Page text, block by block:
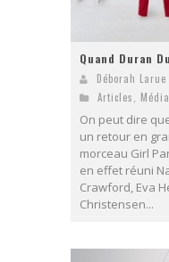
Quand Duran
Déborah Larue
Articles
On peut dire
un retour en
morceau Girl
en effet réuni
Crawford, Eva
Christensen...